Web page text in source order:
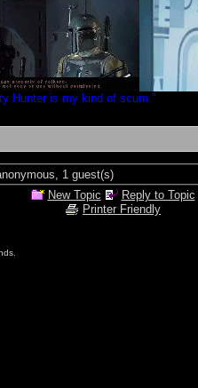
Hunter is my kind of scum."
1 guest(s)
New Topic
Reply to Topic
Printer Friendly